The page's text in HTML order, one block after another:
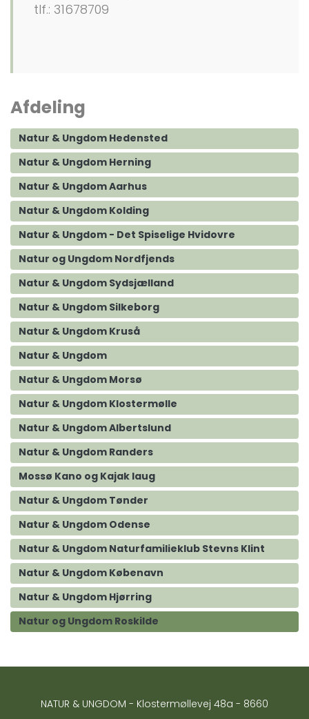
tlf.: 31678709
Afdeling
Natur & Ungdom Hedensted
Natur & Ungdom Herning
Natur & Ungdom Aarhus
Natur & Ungdom Kolding
Natur & Ungdom - Det Spiselige Hvidovre
Natur og Ungdom Nordfjends
Natur & Ungdom Sydsjælland
Natur & Ungdom Silkeborg
Natur & Ungdom Kruså
Natur & Ungdom
Natur & Ungdom Morsø
Natur & Ungdom Klostermølle
Natur & Ungdom Albertslund
Natur & Ungdom Randers
Mossø Kano og Kajak laug
Natur & Ungdom Tønder
Natur & Ungdom Odense
Natur & Ungdom Naturfamilieklub Stevns Klint
Natur & Ungdom Købenavn
Natur & Ungdom Hjørring
Natur og Ungdom Roskilde
NATUR & UNGDOM - Klostermøllevej 48a - 8660